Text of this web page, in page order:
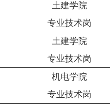
土建学院
专业技术岗
土建学院
专业技术岗
机电学院
专业技术岗